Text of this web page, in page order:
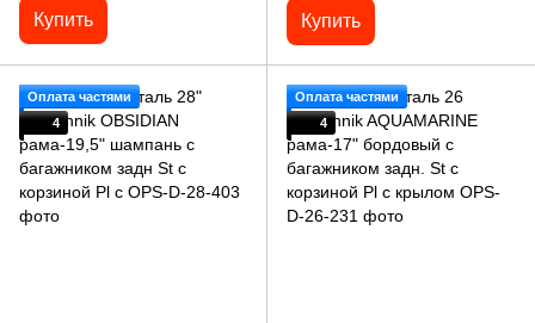
Купить Купить
Оплата частями
4
Оплата частями
4